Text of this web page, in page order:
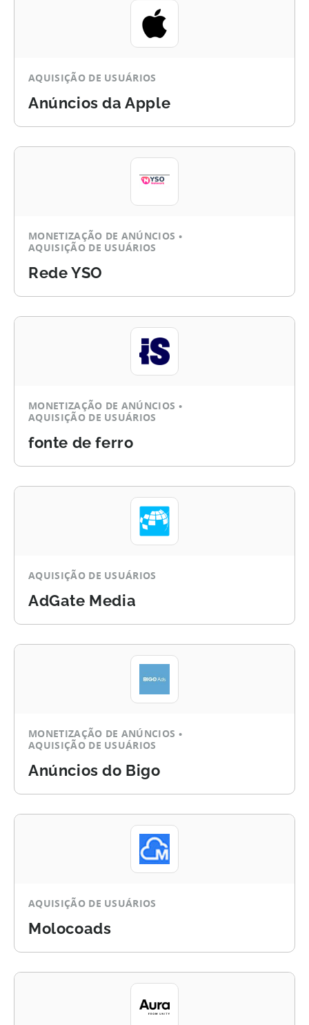
AQUISIÇÃO DE USUÁRIOS
Anúncios da Apple
MONETIZAÇÃO DE ANÚNCIOS
AQUISIÇÃO DE USUÁRIOS
Rede YSO
MONETIZAÇÃO DE ANÚNCIOS
AQUISIÇÃO DE USUÁRIOS
fonte de ferro
AQUISIÇÃO DE USUÁRIOS
AdGate Media
MONETIZAÇÃO DE ANÚNCIOS
AQUISIÇÃO DE USUÁRIOS
Anúncios do Bigo
AQUISIÇÃO DE USUÁRIOS
Molocoads